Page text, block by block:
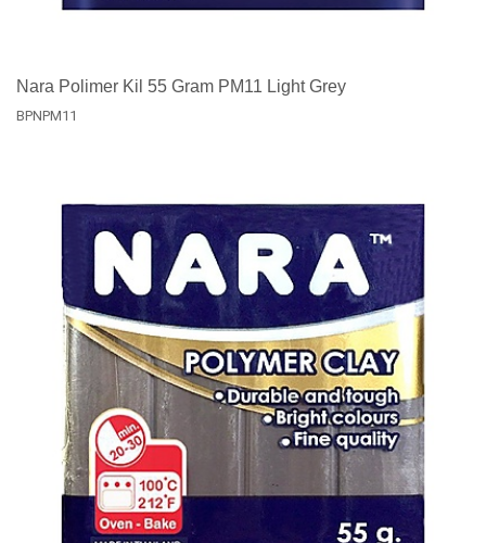
Nara Polimer Kil 55 Gram PM11 Light Grey
BPNPM11